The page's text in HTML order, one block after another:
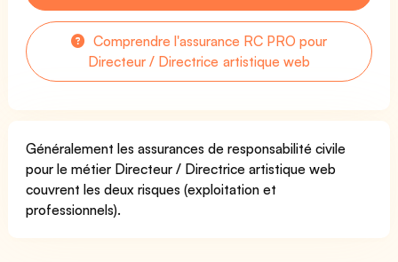
Comprendre l'assurance RC PRO pour
Directeur / Directrice artistique web
Généralement les assurances de responsabilité civile
pour le métier Directeur / Directrice artistique web
couvrent les deux risques (exploitation et
professionnels).